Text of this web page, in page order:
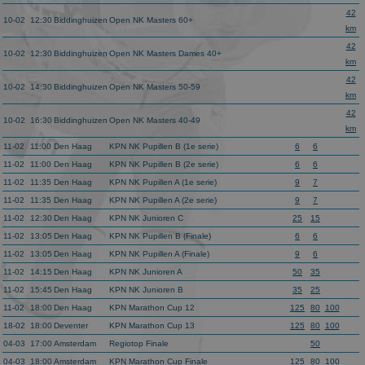
10-02 12:30 Biddinghuizen Open NK Masters 60+
42
km
10-02 12:30 Biddinghuizen Open NK Masters Dames 40+
42
km
10-02 14:30 Biddinghuizen Open NK Masters 50-59
42
km
10-02 16:30 Biddinghuizen Open NK Masters 40-49
42
km
11-02
11:00 Den Haag KPN NK Pupillen B (1e serie) 6
6
11-02
11:00 Den Haag KPN NK Pupillen B (2e serie) 6
6
11-02
11:35 Den Haag KPN NK Pupillen A (1e serie) 9
7
11-02
11:35 Den Haag KPN NK Pupillen A (2e serie) 9
7
11-02
12:30 Den Haag KPN NK Junioren C 25
15
11-02
13:05 Den Haag KPN NK Pupillen B (Finale) 6
6
11-02
13:05 Den Haag KPN NK Pupillen A (Finale) 9
6
11-02
14:15 Den Haag KPN NK Junioren A 50
35
11-02
15:45 Den Haag KPN NK Junioren B 35
25
11-02
18:00 Den Haag KPN Marathon Cup 12 125 80
100
18-02
18:00 Deventer KPN Marathon Cup 13 125 80
100
04-03
17:00 Amsterdam Regiotop Finale
50
04-03
18:00 Amsterdam KPN Marathon Cup Finale 125 80 100
Naam Vervaldatum
_ga
Google LLC
.schaatspeloton.nl
1 jaar 1
This cookie
asssociated
with Google
Universal
Analytics -
which is a
significant
update to
Google's
more
commonly
used
analytics
service. This
cookie is
to
distinguish
unique users
by assigning
a randomly
generated
number as a
client
identifier. It
is included in
each page
request in a
site and used